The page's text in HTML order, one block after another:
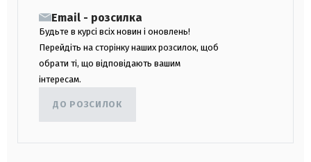
Email - розсилка
Будьте в курсі всіх новин і оновлень!
Перейдіть на сторінку наших розсилок, щоб
обрати ті, що відповідають вашим
інтересам.
ДО РОЗСИЛОК